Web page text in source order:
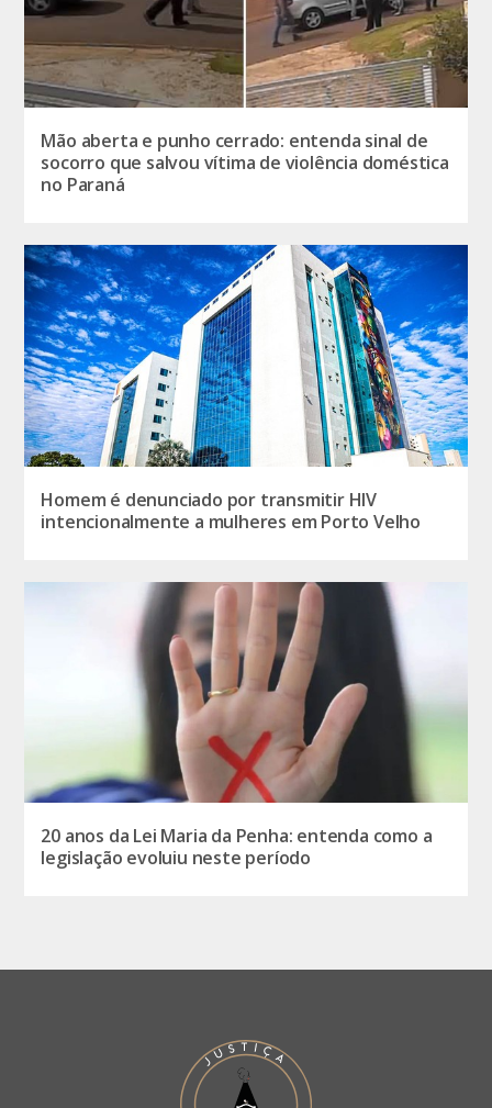
Mão aberta e punho cerrado: entenda sinal de
socorro que salvou vítima de violência doméstica
no Paraná
Homem é denunciado por transmitir HIV
intencionalmente a mulheres em Porto Velho
20 anos da Lei Maria da Penha: entenda como a
legislação evoluiu neste período